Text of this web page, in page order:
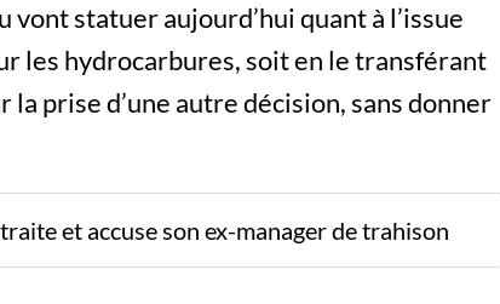
statuer aujourd’hui quant à l’issue
les hydrocarbures, soit en le transférant
la prise d’une autre décision, sans donner
et accuse son ex-manager de trahison